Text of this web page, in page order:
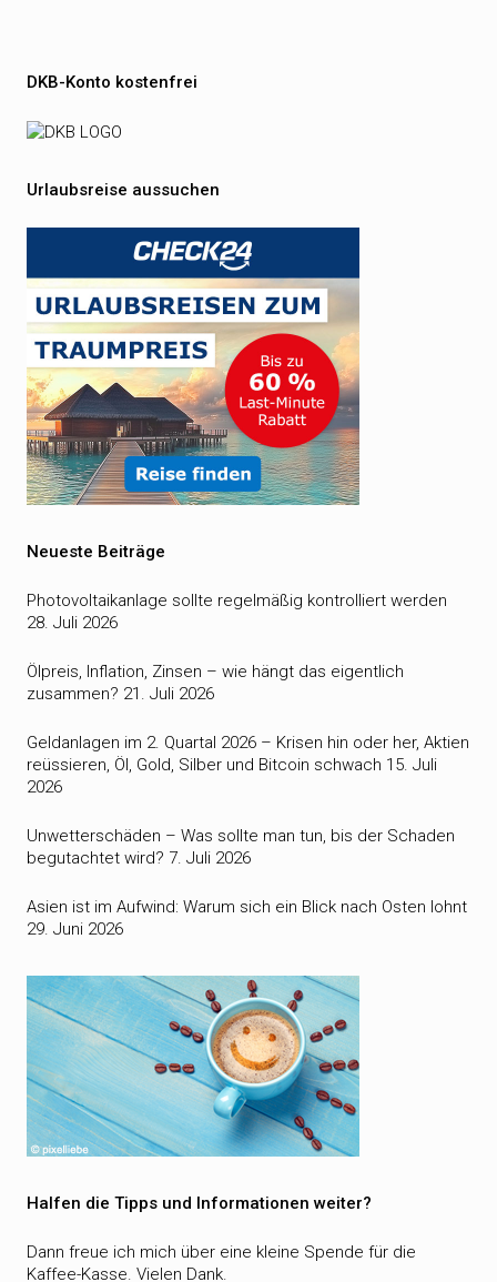
DKB-Konto kostenfrei
Urlaubsreise aussuchen
Neueste Beiträge
Photovoltaikanlage sollte regelmäßig kontrolliert werden
28. Juli 2026
Ölpreis, Inflation, Zinsen – wie hängt das eigentlich
zusammen? 21. Juli 2026
Geldanlagen im 2. Quartal 2026 – Krisen hin oder her, Aktien
reüssieren, Öl, Gold, Silber und Bitcoin schwach 15. Juli
2026
Unwetterschäden – Was sollte man tun, bis der Schaden
begutachtet wird? 7. Juli 2026
Asien ist im Aufwind: Warum sich ein Blick nach Osten lohnt
29. Juni 2026
Halfen die Tipps und Informationen weiter?
Dann freue ich mich über eine kleine Spende für die
Kaffee-Kasse. Vielen Dank.